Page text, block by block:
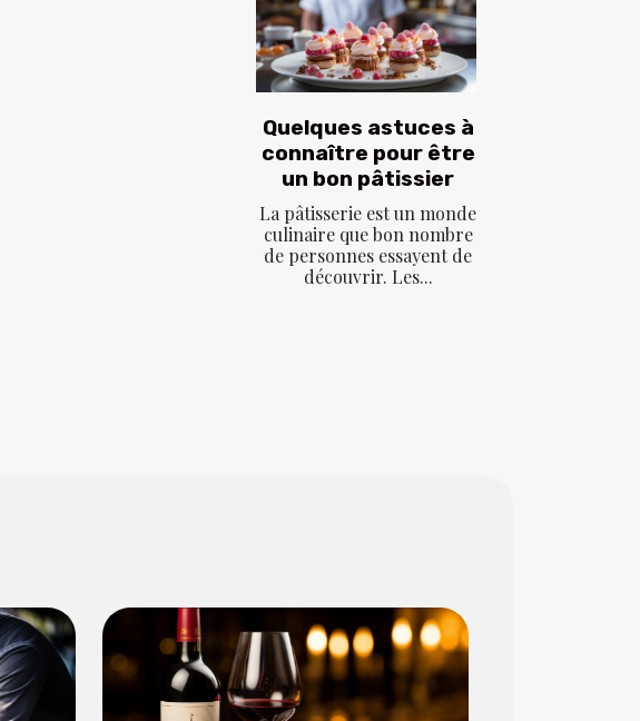
Quelques astuces à
connaître pour être
un bon pâtissier
La pâtisserie est un monde
culinaire que bon nombre
de personnes essayent de
découvrir. Les...